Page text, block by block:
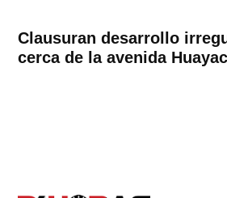
Clausuran desarrollo
cerca de la avenida